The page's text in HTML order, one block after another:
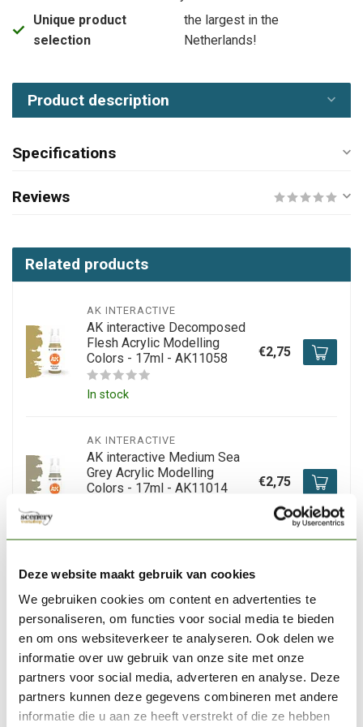
Deze website maakt gebruik van cookies
We gebruiken cookies om content en advertenties te
personaliseren, om functies voor social media te bieden
en om ons websiteverkeer te analyseren. Ook delen we
informatie over uw gebruik van onze site met onze
partners voor social media, adverteren en analyse. Deze
partners kunnen deze gegevens combineren met andere
informatie die u aan ze heeft verstrekt of die ze hebben
Unique product
selection
the largest in the
Netherlands!
Product description
Specifications
Reviews
Related products
AK INTERACTIVE
AK interactive Decomposed
Flesh Acrylic Modelling
Colors - 17ml - AK11058
In stock
€2,75
AK INTERACTIVE
AK interactive Medium Sea
Grey Acrylic Modelling
Colors - 17ml - AK11014
€2,75
AK INTERACTIVE
Tone Acrylic Modelling
Colors - 17ml - AK11052
Out of stock
€2,75
AK INTERACTIVE
AK interactive Grass Green